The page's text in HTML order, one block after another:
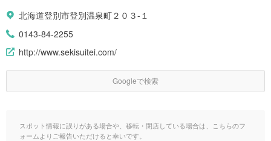
北海道登別市登別温泉町２０３-１
0143-84-2255
http://www.sekisuitei.com/
Googleで検索
スポット情報に誤りがある場合や、移転・閉店している場合は、こちらのフ
ォームよりご報告いただけると幸いです。